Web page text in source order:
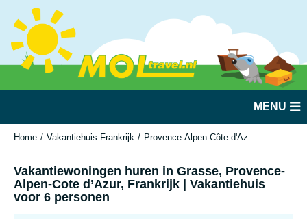
MENU
Home Vakantiehuis Frankrijk Provence-Alpen-Côte d'Azur
Vakantiewoningen huren in Grasse, Provence-
Alpen-Cote d’Azur, Frankrijk | Vakantiehuis
voor 6 personen